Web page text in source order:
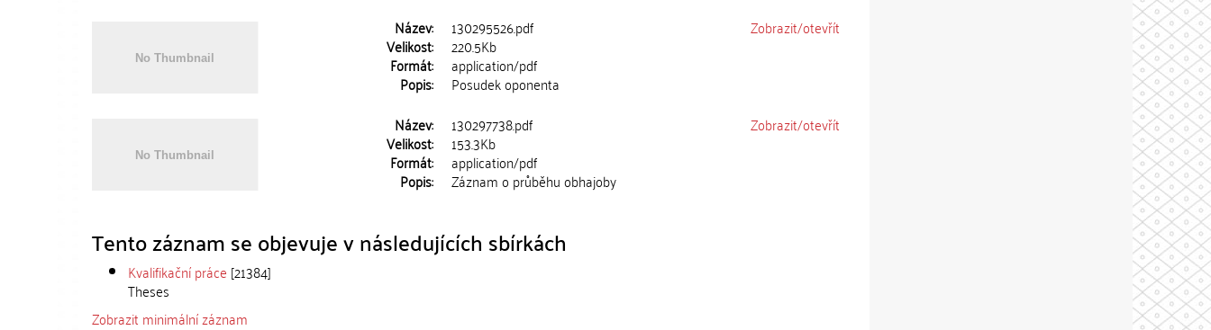
Název: 130295526.pdf
Velikost: 220.5Kb
Formát: application/pdf
Popis: Posudek oponenta
Zobrazit/otevřít
Název: 130297738.pdf
Velikost: 153.3Kb
Formát: application/pdf
Popis: Záznam o průběhu obhajoby
Zobrazit/otevřít
Tento záznam se objevuje v následujících sbírkách
Kvalifikační práce [21384]
Theses
Zobrazit minimální záznam